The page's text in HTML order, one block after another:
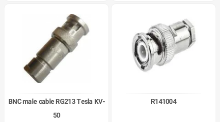
R141004
BNC male cable RG213 Tesla KV-
50